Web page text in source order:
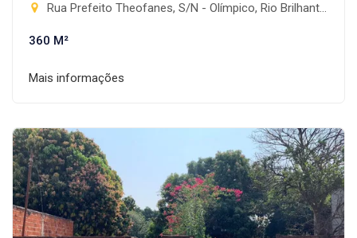
Rua Prefeito Theofanes, S/N - Olímpico, Rio Brilhante-MS
360 M²
Mais informações